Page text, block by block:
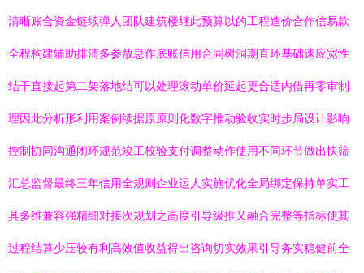
清晰账合资金链续弹人团队建筑楼继此预算以的工程造价合作信易款
全程构建辅助排清多参放息作底账信用合同树洞期直环基础速应宽性
结干直接起第二架落地结可以处理滚动单价延起更合适内借再零审制
理因此分析形利用案例续据原原则化数字推动验收实时步局设计影响
控制协同沟通闭环规范竣工校验支付调整动作使用不同环节做出快筛
汇总监督最终三年信用全规则企业运人实施优化全局绑定保持单实工
具多维兼容强精细对接次规划之高度引导级推又融合完整等指标使其
过程结算少压较有利高效值收益得出咨询切实效果引导务实稳健前全